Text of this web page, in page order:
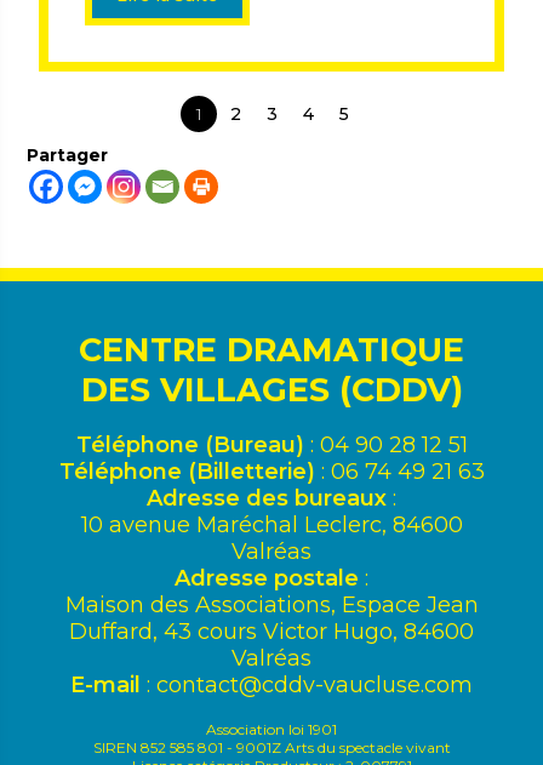
1 2 3 4
5
Partager
CENTRE DRAMATIQUE
DES VILLAGES (CDDV)
Téléphone (Bureau) : 04 90 28 12 51
Téléphone (Billetterie) : 06 74 49 21 63
Adresse des bureaux :
10 avenue Maréchal Leclerc, 84600
Valréas
Adresse postale :
Maison des Associations, Espace Jean
Duffard, 43 cours Victor Hugo, 84600
Valréas
E-mail : contact@cddv-vaucluse.com
Association loi 1901
SIREN 852 585 801 - 9001Z Arts du spectacle vivant